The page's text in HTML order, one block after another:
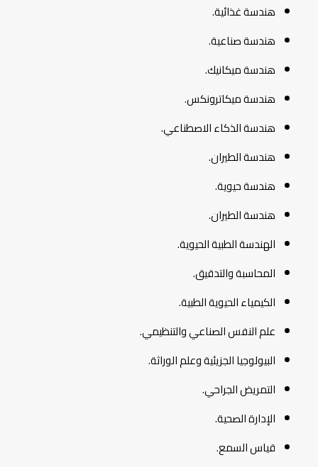
هندسة غذائية.
هندسة صناعية.
هندسة ميكانيك.
هندسة ميكاترونكس.
هندسة الذكاء الاصطناعي.
هندسة الطيران.
هندسة حيوية.
هندسة الطيران.
الهندسة الطبية الحيوية.
المحاسبة والتدقيق.
الكيمياء الحيوية الطبية.
علم النفس الصناعي والتنظيمي.
البيولوجيا الجزيئية وعلم الوراثة.
التمريض الجراحي.
الإدارة الصحية.
قياس السمع.